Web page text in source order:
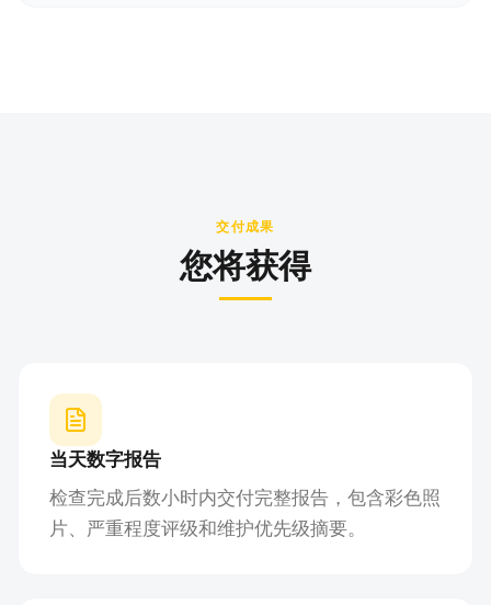
交付成果
您将获得
当天数字报告
检查完成后数小时内交付完整报告，包含彩色照
片、严重程度评级和维护优先级摘要。